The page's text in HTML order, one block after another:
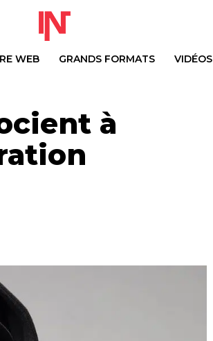
WEB GRANDS FORMATS VIDÉOS
à